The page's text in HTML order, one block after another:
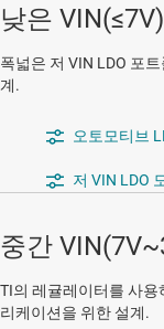
낮은 VIN(≤7V)
폭넓은 저 VIN LDO 포
계.
오토모티브
저 VIN LDO
중간
TI의 레귤레이터를 사용
리케이션을 위한 설계.